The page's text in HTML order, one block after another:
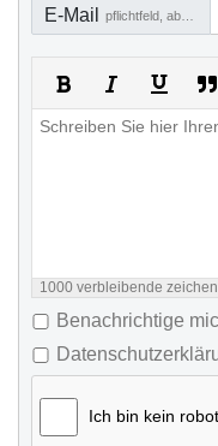
E-Mail
1000 verbleibende zeichen
Benachrichtige
Ich bin kein